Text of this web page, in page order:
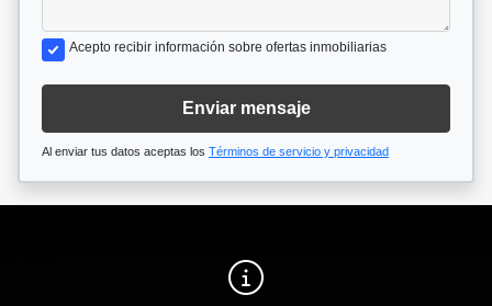
Acepto recibir información sobre ofertas inmobiliarias
Enviar mensaje
Al enviar tus datos aceptas los Términos de servicio y privacidad